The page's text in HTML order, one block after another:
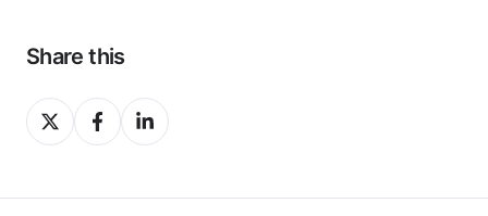
Share this
Share
on
Share
on
Share
on